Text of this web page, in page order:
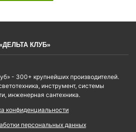
КЛУБ»
- 300+ крупнейших производителей.
инструмент, системы
инженерная сантехника.
конфиденциальности
персональных данных